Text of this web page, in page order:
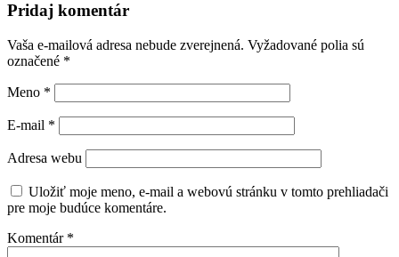
Pridaj komentár
Vaša e-mailová adresa nebude zverejnená. Vyžadované polia sú
označené *
Meno *
E-mail *
Adresa webu
Uložiť moje meno, e-mail a webovú stránku v tomto prehliadači
pre moje budúce komentáre.
Komentár *